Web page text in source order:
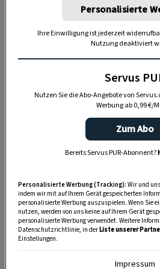
Jahr ein populäres
prächtigen Kulisse von
inszeniert. Es begann mit
Dreivierteltakt“ und es
wie „Die Fledermaus“, „Die
„Wiener Blut“, „Die
Anlässlich des 30-jährigen
Höhepunkte aus den
eines großen Galakonzerts
Intendant Christoph
dafür eine ganze Reihe von
Sängerinnen und Sängern auf
begrüßen, darunter
Personalisierte
Ihre Einwilligung ist jederzeit
Nutzung deaktiviert
Servus
Nutzen Sie die Abo-Angebote von
Werbung ab 0,99 €/
Zum Abo
Bereits Servus PUR-Abonnent?
Personalisierte Werbung (Tracking): Wir und
indem wir mit auf Ihrem Gerät gespeicherten
personalisierte Werbung auszuspielen. Wenn Sie
nutzen, werden von uns keine auf Ihrem Gerät
personalisierte Werbung verwendet. Weitere
Datenschutzrichtlinie, in derListe unserer
Einstellungen.
Impressum